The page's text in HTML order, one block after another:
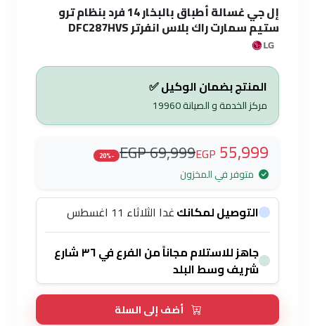
إل جي غسالة أطباق بالبخار 14 فرد بنظام ترو
ستيم سمارت راك بلاس انفرتر DFC287HVS
المنتج بضمان الوكيل ✅
مركز الخدمة و الصيانة19960
55,999
EGP
69,999 EGP
-20%
متوفر في المخزون
التوصيل لمكانكغدا الثلاثاء 11 اغسطس
جاهز للاستلام مجاناً من الفرع في ٣٦ شارع
شريف وسط البلد
أضف إلى السلة